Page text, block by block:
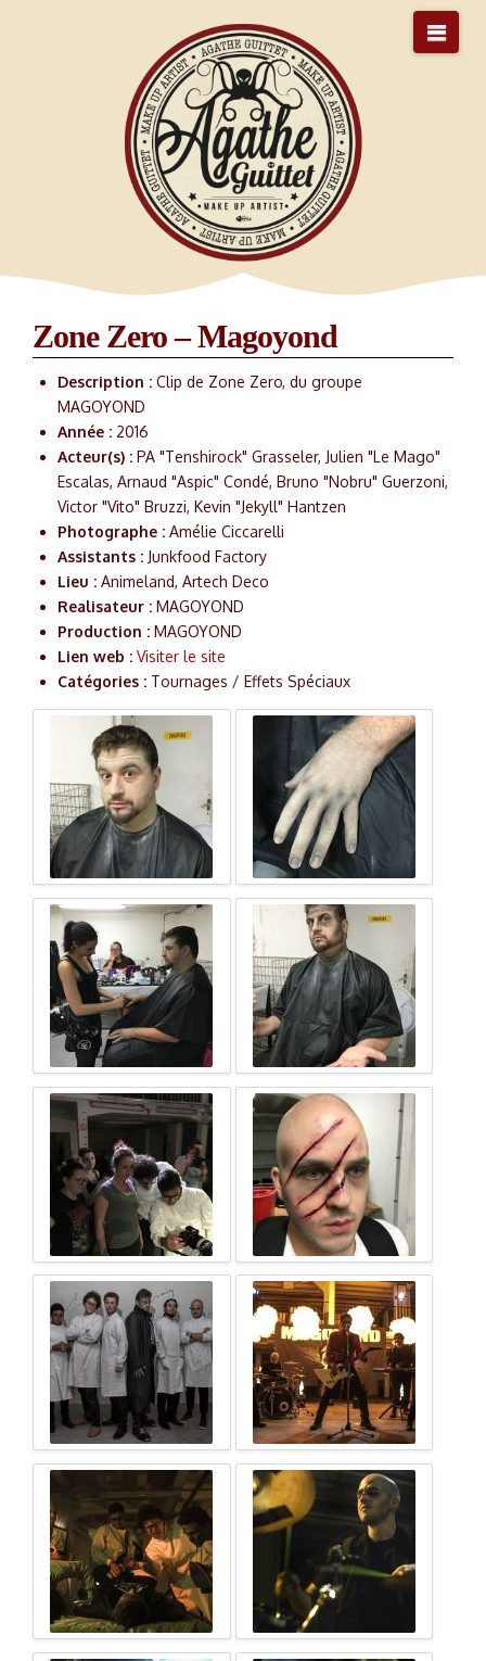
Zone Zero – Magoyond
Description :Clip de Zone Zero, du groupe
MAGOYOND
Année : 2016
Acteur(s) :PA "Tenshirock" Grasseler, Julien "Le Mago"
Escalas, Arnaud "Aspic" Condé, Bruno "Nobru" Guerzoni,
Victor "Vito" Bruzzi, Kevin "Jekyll" Hantzen
Photographe :Amélie Ciccarelli
Assistants : Junkfood Factory
Lieu :Animeland, Artech Deco
Realisateur :MAGOYOND
Production :MAGOYOND
Lien web :Visiter le site
Catégories : Tournages / Effets Spéciaux